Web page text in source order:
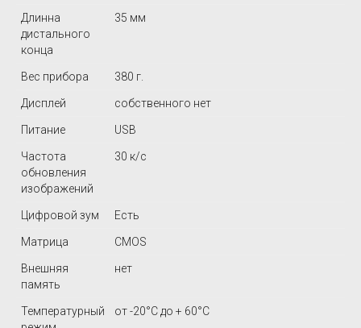
Длинна
дистального
конца
35 мм
Вес прибора 380 г.
Дисплей собственного нет
Питание USB
Частота
обновления
изображений
30 к/с
Цифровой зум Есть
Матрица CMOS
Внешняя
память
нет
Температурный
от -20°C до + 60°C